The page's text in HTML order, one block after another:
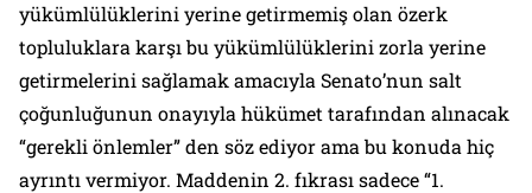
yükümlülüklerini yerine getirmemiş olan özerk
topluluklara karşı bu yükümlülüklerini zorla yerine
getirmelerini sağlamak amacıyla Senato’nun salt
çoğunluğunun onayıyla hükümet tarafından alınacak
“gerekli önlemler” den söz ediyor ama bu konuda hiç
ayrıntı vermiyor. Maddenin 2. fıkrası sadece “1.